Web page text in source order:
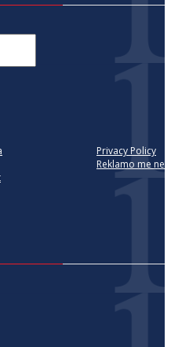
Privacy Policy
Reklamo me ne